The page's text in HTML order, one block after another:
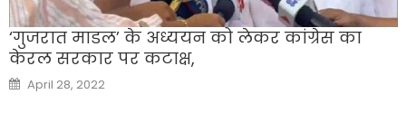
‘गुजरात माडल’ के अध्ययन को लेकर कांग्रेस का
केरल सरकार पर कटाक्ष,
Posted
on
April 28, 2022